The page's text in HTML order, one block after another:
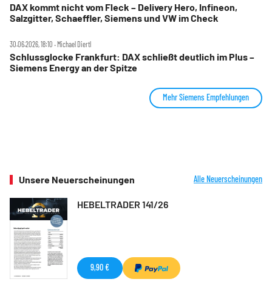
DAX kommt nicht vom Fleck – Delivery Hero, Infineon,
Salzgitter, Schaeffler, Siemens und VW im Check
30.06.2026, 18:10 ‧ Michael Diertl
Schlussglocke Frankfurt: DAX schließt deutlich im Plus –
Siemens Energy an der Spitze
Mehr Siemens Empfehlungen
Unsere Neuerscheinungen Alle Neuerscheinungen
HEBELTRADER 141/26
9,90 €